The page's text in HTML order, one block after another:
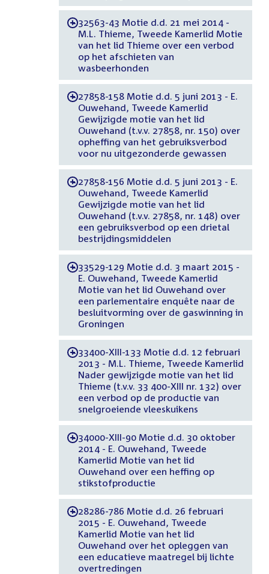
-32563-43 Motie d.d. 21 mei 2014 -
M.L. Thieme, Tweede Kamerlid Motie
van het lid Thieme over een verbod
op het afschieten van
wasbeerhonden
-27858-158 Motie d.d. 5 juni 2013 - E.
Ouwehand, Tweede Kamerlid
Gewijzigde motie van het lid
Ouwehand (t.v.v. 27858, nr. 150) over
opheffing van het gebruiksverbod
voor nu uitgezonderde gewassen
-27858-156 Motie d.d. 5 juni 2013 - E.
Ouwehand, Tweede Kamerlid
Gewijzigde motie van het lid
Ouwehand (t.v.v. 27858, nr. 148) over
een gebruiksverbod op een drietal
bestrijdingsmiddelen
-33529-129 Motie d.d. 3 maart 2015 -
E. Ouwehand, Tweede Kamerlid
Motie van het lid Ouwehand over
een parlementaire enquête naar de
besluitvorming over de gaswinning in
Groningen
-33400-XIII-133 Motie d.d. 12 februari
2013 - M.L. Thieme, Tweede Kamerlid
Nader gewijzigde motie van het lid
Thieme (t.v.v. 33 400-XIII nr. 132) over
een verbod op de productie van
snelgroeiende vleeskuikens
-34000-XIII-90 Motie d.d. 30 oktober
2014 - E. Ouwehand, Tweede
Kamerlid Motie van het lid
Ouwehand over een heffing op
stikstofproductie
-28286-786 Motie d.d. 26 februari
2015 - E. Ouwehand, Tweede
Kamerlid Motie van het lid
Ouwehand over het opleggen van
een educatieve maatregel bij lichte
overtredingen